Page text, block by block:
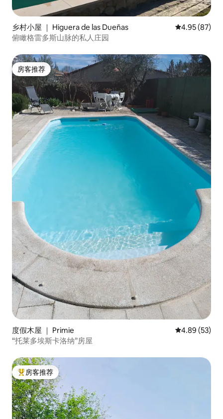
乡村小屋 ｜ Higuera de las Dueñas 平均评分
4.95 (87)
俯瞰格雷多斯山脉的私人庄园
房客推荐
房客推荐
度假木屋 ｜ Primie 平均评分
4.89 (53)
“托莱多埃斯卡洛纳”房屋
热门「房客推荐」
房客推荐